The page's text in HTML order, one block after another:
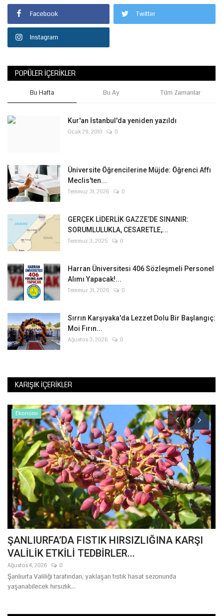
Facebook Twitter
Instagram
POPÜLER İÇERIKLER
Bu Hafta Bu Ay Tüm Zamanlar
Kur'an İstanbul'da yeniden yazıldı
Ocak 29, 2010 0
Üniversite Öğrencilerine Müjde: Öğrenci Affı
Meclis'ten...
Temmuz 31, 2026 0
GERÇEK LİDERLİK GAZZE’DE SINANIR:
SORUMLULUKLA, CESARETLE,...
Temmuz 3, 2025 0
Harran Üniversitesi 406 Sözleşmeli Personel
Alımı Yapacak!...
Temmuz 31, 2026 0
Sırrın Karşıyaka'da Lezzet Dolu Bir Başlangıç:
Moi Fırın...
Ağustos 3, 2026 0
KARIŞIK İÇERIKLER
Ekonomi
ŞANLIURFA’DA FISTIK HIRSIZLIĞINA KARŞI
VALİLİK ETKİLİ TEDBİRLER...
Ağustos 4, 2026 0
Şanlıurfa Valiliği tarafından, yaklaşan fıstık hasat sezonunda
yaşanabilecek hırsızlık...